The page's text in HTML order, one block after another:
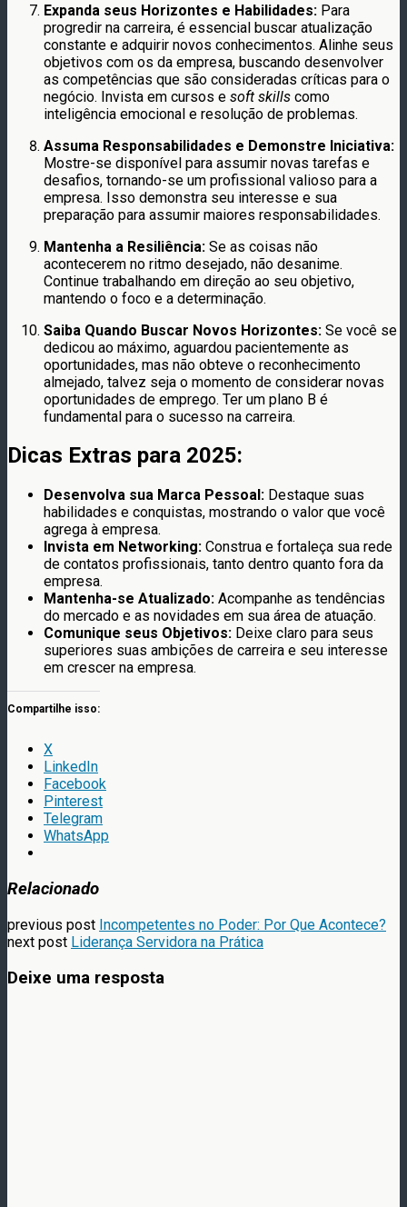
Expanda seus Horizontes e Habilidades: Para
progredir na carreira, é essencial buscar atualização
constante e adquirir novos conhecimentos. Alinhe seus
objetivos com os da empresa, buscando desenvolver
as competências que são consideradas críticas para o
negócio. Invista em cursos e soft skills como
inteligência emocional e resolução de problemas.
Assuma Responsabilidades e Demonstre Iniciativa:
Mostre-se disponível para assumir novas tarefas e
desafios, tornando-se um profissional valioso para a
empresa. Isso demonstra seu interesse e sua
preparação para assumir maiores responsabilidades.
Mantenha a Resiliência: Se as coisas não
acontecerem no ritmo desejado, não desanime.
Continue trabalhando em direção ao seu objetivo,
mantendo o foco e a determinação.
Saiba Quando Buscar Novos Horizontes: Se você se
dedicou ao máximo, aguardou pacientemente as
oportunidades, mas não obteve o reconhecimento
almejado, talvez seja o momento de considerar novas
oportunidades de emprego. Ter um plano B é
fundamental para o sucesso na carreira.
Dicas Extras para 2025:
Desenvolva sua Marca Pessoal: Destaque suas
habilidades e conquistas, mostrando o valor que você
agrega à empresa.
Invista em Networking: Construa e fortaleça sua rede
de contatos profissionais, tanto dentro quanto fora da
empresa.
Mantenha-se Atualizado: Acompanhe as tendências
do mercado e as novidades em sua área de atuação.
Comunique seus Objetivos: Deixe claro para seus
superiores suas ambições de carreira e seu interesse
em crescer na empresa.
Compartilhe isso:
X
LinkedIn
Facebook
Pinterest
Telegram
WhatsApp
Relacionado
previous post Incompetentes no Poder: Por Que Acontece?
next post Liderança Servidora na Prática
Deixe uma resposta